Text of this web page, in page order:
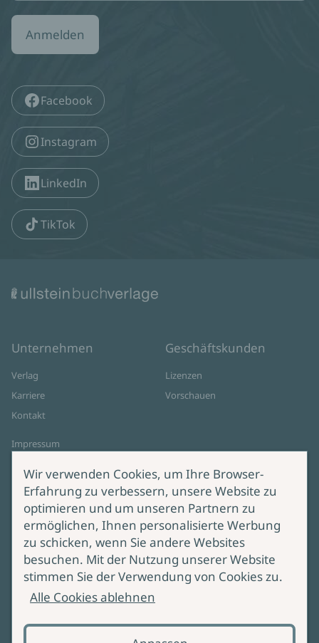
Anmelden
Facebook
Instagram
LinkedIn
TikTok
Unternehmen
Verlag
Karriere
Kontakt
Impressum
Cookie-Einstellungen
AGB Online Shop
Geschäftskunden
Lizenzen
Vorschauen
Service
Lieferung & Versand
Produktsicherheit
Bei Fragen zur Produktsicherheit
wenden Sie sich bitte an
Wir verwenden Cookies, um Ihre Browser-
Erfahrung zu verbessern, unsere Website zu
optimieren und um unseren Partnern zu
ermöglichen, Ihnen personalisierte Werbung
zu schicken, wenn Sie andere Websites
besuchen. Mit der Nutzung unserer Website
stimmen Sie der Verwendung von Cookies zu.
Alle Cookies ablehnen